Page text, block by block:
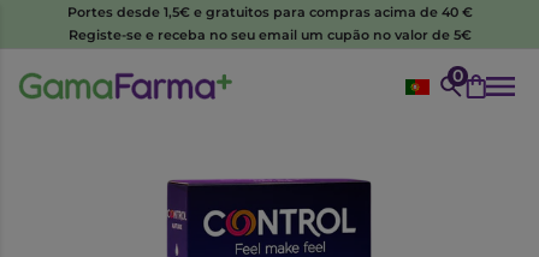
Portes desde 1,5€ e gratuitos para compras acima de 40 €
Registe-se e receba no seu email um cupão no valor de 5€
0